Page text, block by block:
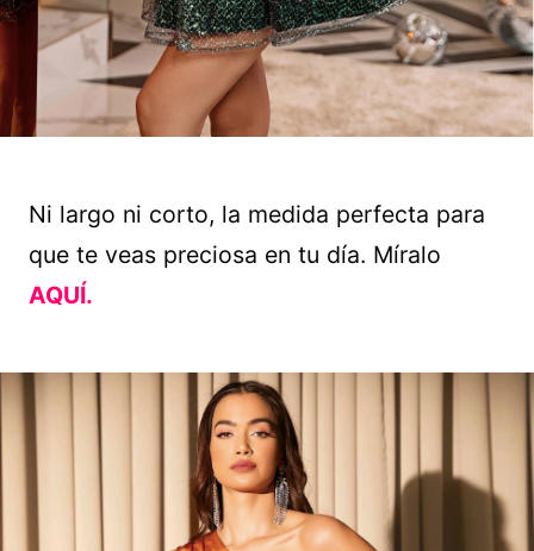
Ni largo ni corto, la medida perfecta para
que te veas preciosa en tu día. Míralo
AQUÍ.